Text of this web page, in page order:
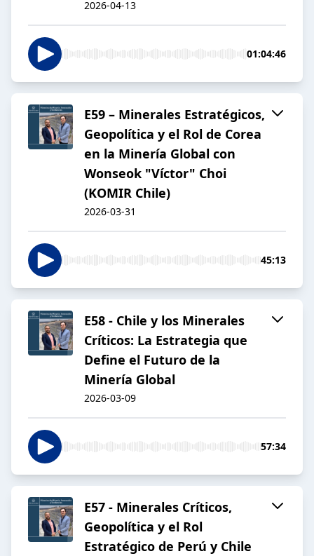
2026-04-13
01:04:46
E59 – Minerales Estratégicos,
Geopolítica y el Rol de Corea
en la Minería Global con
Wonseok "Víctor" Choi
(KOMIR Chile)
2026-03-31
45:13
E58 - Chile y los Minerales
Críticos: La Estrategia que
Define el Futuro de la
Minería Global
2026-03-09
57:34
E57 - Minerales Críticos,
Geopolítica y el Rol
Estratégico de Perú y Chile